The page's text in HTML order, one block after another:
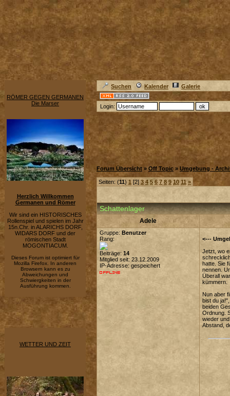
RÖMER GEGEN GERMANEN
Die Marser
Herzlich Willkommen
Germanen und Römer
Wir sind ein HISTORISCHES
Rollenspiel und spielen im Jahr
15n.Chr. in ALARICHS DORF,
WIDARS DORF und der
römischen Stadt
MOGONTIACUM.
Dieses Forum ist optimiert für
Mozilla Firefox. In anderen
Browsern kann es zu
Abweichungen und
Schwiergkeiten in der
Ausführung kommen.
WETTER UND ZEIT
Suchen Kalender Galerie
Login:
Forum Übersicht » Off Topic » Umgebung -
Seiten: (11) 1 [2] 3 4 5 6 7 8 9 10 11 »
Schattenlager
Adele
Gruppe: Benutzer
Rang:
Beiträge: 14
Mitglied seit: 23.12.2009
IP-Adresse: gespeichert
<---
Jetzt, wo
hatte. Sie
nennen.
Überall
kümmern.
Nun aber
bist du
beiden
Ordnung.
wieder
Abstand,